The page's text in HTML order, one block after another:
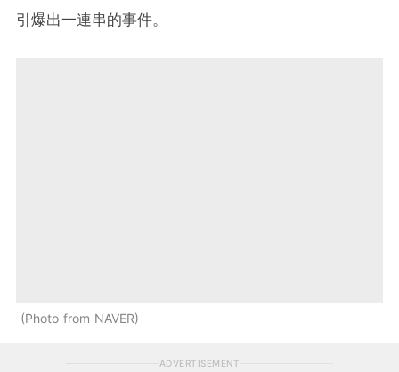
引爆出一連串的事件。
Photo from NAVER
ADVERTISEMENT